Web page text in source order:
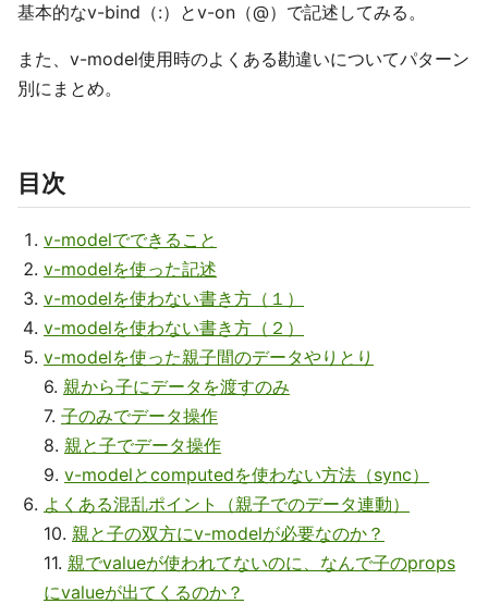
基本的なv-bind（:）とv-on（@）で記述してみる。
また、v-model使用時のよくある勘違いについてパターン
別にまとめ。
目次
v-modelでできること
v-modelを使った記述
v-modelを使わない書き方（１）
v-modelを使わない書き方（２）
v-modelを使った親子間のデータやりとり
6. 親から子にデータを渡すのみ
7. 子のみでデータ操作
8. 親と子でデータ操作
9. v-modelとcomputedを使わない方法（sync）
よくある混乱ポイント（親子でのデータ連動）
10. 親と子の双方にv-modelが必要なのか？
11. 親でvalueが使われてないのに、なんで子のprops
にvalueが出てくるのか？